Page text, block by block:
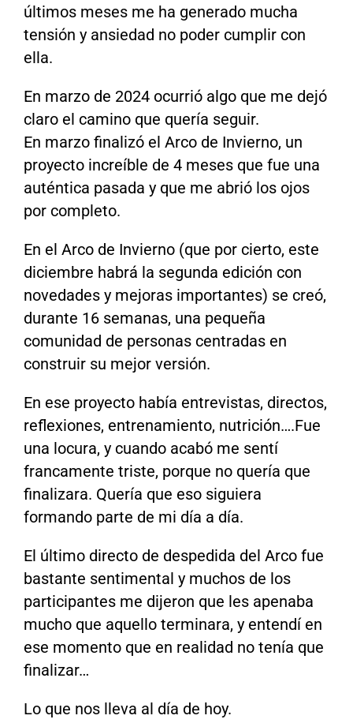
últimos meses me ha generado mucha
tensión y ansiedad no poder cumplir con
ella.
En marzo de 2024 ocurrió algo que me dejó
claro el camino que quería seguir.
En marzo finalizó el Arco de Invierno, un
proyecto increíble de 4 meses que fue una
auténtica pasada y que me abrió los ojos
por completo.
En el Arco de Invierno (que por cierto, este
diciembre habrá la segunda edición con
novedades y mejoras importantes) se creó,
durante 16 semanas, una pequeña
comunidad de personas centradas en
construir su mejor versión.
En ese proyecto había entrevistas, directos,
reflexiones, entrenamiento, nutrición….Fue
una locura, y cuando acabó me sentí
francamente triste, porque no quería que
finalizara. Quería que eso siguiera
formando parte de mi día a día.
El último directo de despedida del Arco fue
bastante sentimental y muchos de los
participantes me dijeron que les apenaba
mucho que aquello terminara, y entendí en
ese momento que en realidad no tenía que
finalizar…
Lo que nos lleva al día de hoy.